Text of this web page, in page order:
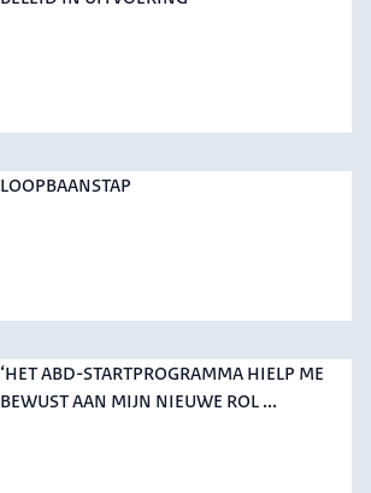
LOOPBAANSTAP
‘HET ABD-STARTPROGRAMMA HIELP ME
BEWUST AAN MIJN NIEUWE ROL ...